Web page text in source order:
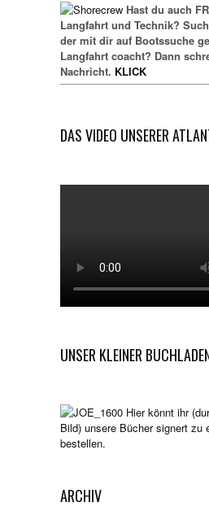
Hast du auch
Langfahrt und Technik?
der mit dir auf Bootssuche
Langfahrt coacht? Dann
Nachricht. KLICK
DAS VIDEO UNSERER
UNSER KLEINER
Hier könnt ihr
Bild) unsere Bücher signert zu
bestellen.
ARCHIV